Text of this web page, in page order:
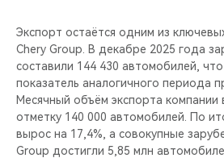
Экспорт остаётся одним из
Chery Group. В декабре 2025 года
составили 144 430 автомобилей,
показатель аналогичного периода
Месячный объём экспорта компании
отметку 140 000 автомобилей. По
вырос на 17,4%, а совокупные
Group достигли 5,85 млн